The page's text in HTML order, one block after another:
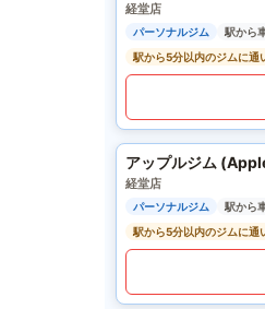
経堂店
パーソナルジム
駅から
駅から5分以内のジムに通
アップルジム
経堂店
パーソナルジム
駅から
駅から5分以内のジムに通